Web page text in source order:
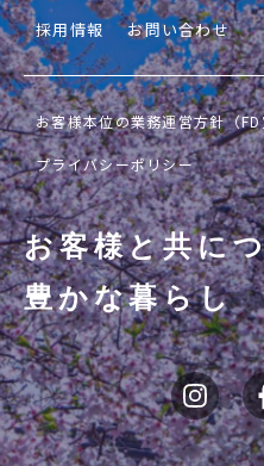
採用情報
お問い合わせ
お客様本位の業務運営方針（
プライバシーポリシー
お客様と共に
豊かな暮らし